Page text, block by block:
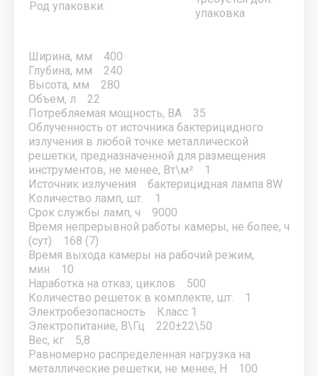
SvetoCopy
V
Venelus
VIATTO
Vita
W
Whaipara
X
Xiaomi
XOFFER
XPG
Z
Zeta
А - Я
АБАТ
АЛМА
АРМЕД
АТЕСИ
АША
БИРЮСА
Род упаковки:
упаковка
Ширина, мм 400
Глубина, мм 240
Высота, мм 280
Объем, л 22
Потребляемая мощность, ВА 35
Облученность от источника бактерицидного
излучения в любой точке металлической
решетки, предназначенной для размещения
инструментов, не менее, Вт\м² 1
Источник излучения бактерицидная лампа 8W
Количество ламп, шт. 1
Срок службы ламп, ч 9000
Время непрерывной работы камеры, не более, ч
(сут) 168 (7)
Время выхода камеры на рабочий режим,
мин 10
Наработка на отказ, циклов 500
Количество решеток в комплекте, шт. 1
Электробезопасность Класс 1
Электропитание, В\Гц 220±22\50
Вес, кг 5,8
Равномерно распределенная нагрузка на
металлические решетки, не менее, Н 100